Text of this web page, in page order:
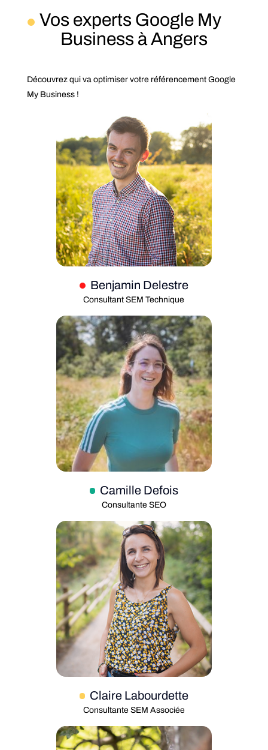
Vos experts Google My
Business à Angers
Découvrez qui va optimiser votre référencement Google
My Business !
Benjamin Delestre
Consultant SEM Technique
Camille Defois
Consultante SEO
Claire Labourdette
Consultante SEM Associée